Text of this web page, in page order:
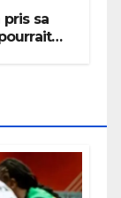
pris sa